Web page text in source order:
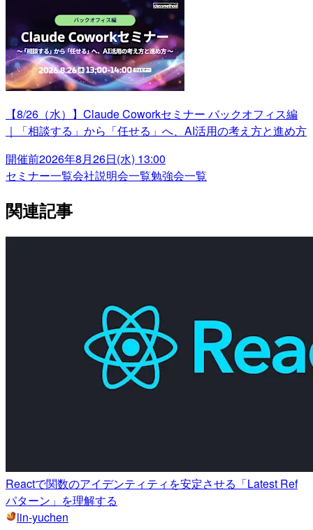
【8/26（水）】Claude Coworkセミナー バックオフィス編
｜「相談する」から「任せる」へ、AI活用の考え方と進め方
開催前2026年8月26日(水) 13:00
セミナー一覧会社説明会一覧勉強会一覧
関連記事
Reactで関数のアイデンティティを安定させる「Latest Ref
パターン」を理解する
lin-yuchen